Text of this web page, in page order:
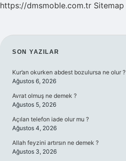
https://dmsmoble.com.tr Sitemap
SIDEBAR
SON YAZILAR
Kur’an okurken abdest bozulursa ne olur ?
Ağustos 6, 2026
Avrat olmuş ne demek ?
Ağustos 5, 2026
Açılan telefon iade olur mu ?
Ağustos 4, 2026
Allah feyzini artırsın ne demek ?
Ağustos 3, 2026